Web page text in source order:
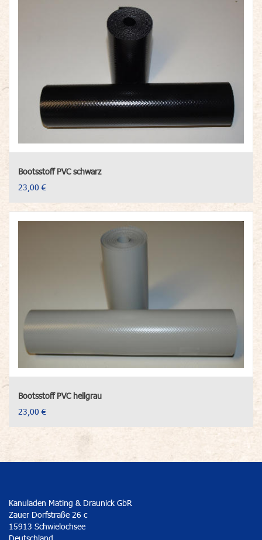
Bootsstoff PVC schwarz
23,00 €
Bootsstoff PVC hellgrau
23,00 €
Kanuladen Mating & Draunick GbR
Zauer Dorfstraße 26 c
15913 Schwielochsee